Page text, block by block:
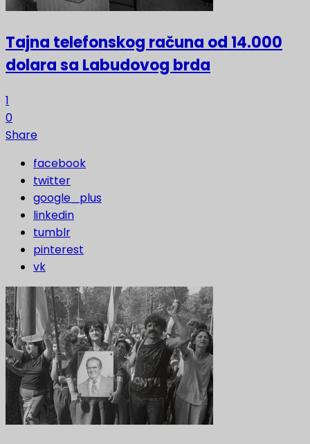
Tajna telefonskog računa od 14.000
dolara sa Labudovog brda
1
0
Share
facebook
twitter
google_plus
linkedin
tumblr
pinterest
vk